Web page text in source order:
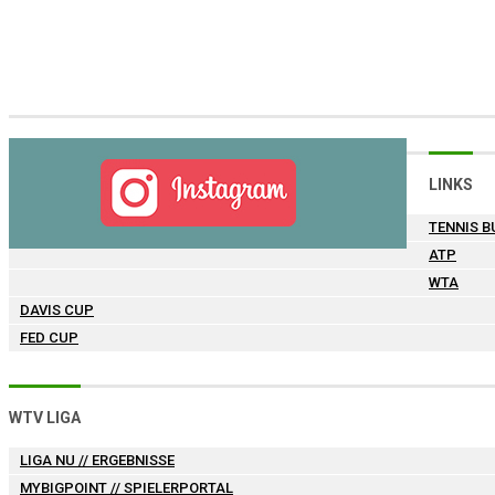
LINKS
TENNIS
ATP
WTA
DAVIS CUP
FED CUP
WTV LIGA
LIGA NU // ERGEBNISSE
MYBIGPOINT // SPIELERPORTAL